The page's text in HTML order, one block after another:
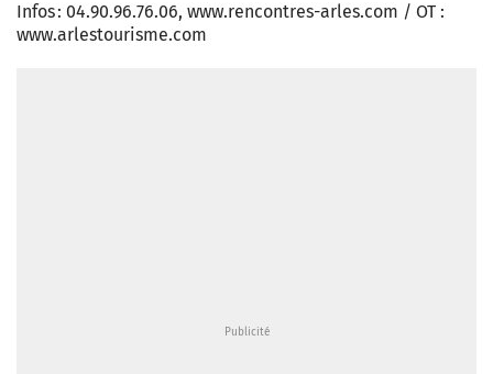
Infos : 04.90.96.76.06, www.rencontres-arles.com / OT :
www.arlestourisme.com